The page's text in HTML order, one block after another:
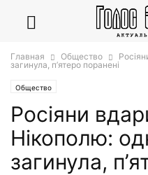
Главная Общество
загинула, п’ятеро поранені
Общество
Росіяни
Нікополю:
загинула,